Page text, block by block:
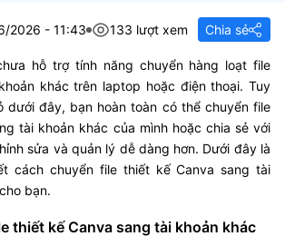
2026 - 11:43 133 lượt xem Chia sẻ
hỗ trợ tính năng chuyển hàng loạt file
khác trên laptop hoặc điện thoại. Tuy
dưới đây, bạn hoàn toàn có thể chuyển file
tài khoản khác của mình hoặc chia sẻ với
sửa và quản lý dễ dàng hơn. Dưới đây là
cách chuyển file thiết kế Canva sang tài
bạn.
thiết kế Canva sang tài khoản khác